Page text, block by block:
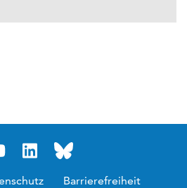
Barrierefreiheit